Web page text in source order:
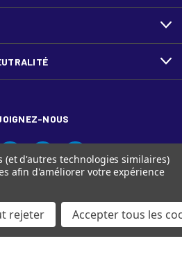
NOUS
des marques de commerce de
(et d'autres technologies similaires)
afin d'améliorer votre expérience
rejeter Accepter tous les